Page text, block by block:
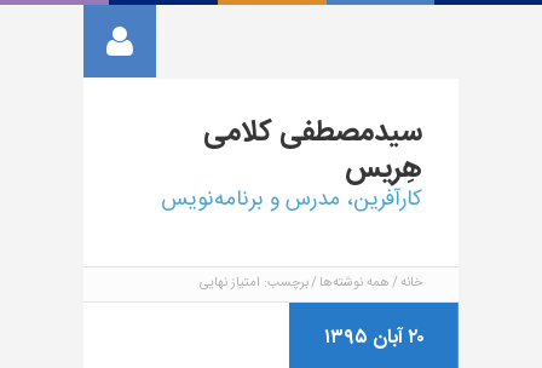
سیدمصطفیکلامی
هِریس
کارآفرین، مدرس و برنامه‌نویس
خانه همه نوشته‌ها برچسب: امتیاز نهایی
۲۰ آبان ۱۳۹۵